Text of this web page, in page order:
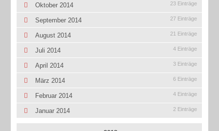
Oktober 2014 23 Einträge
September 2014 27 Einträge
August 2014 21 Einträge
Juli 2014 4 Einträge
April 2014 3 Einträge
März 2014 6 Einträge
Februar 2014 4 Einträge
Januar 2014 2 Einträge